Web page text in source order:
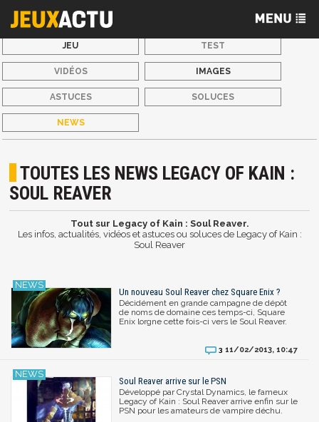
JEU TEST
VIDÉOS IMAGES
ASTUCES SOLUCES
NEWS
TOUTES LES NEWS LEGACY OF KAIN :
SOUL REAVER
Tout sur Legacy of Kain : Soul Reaver.
Les infos, actualités, vidéos et astuces ou soluces de Legacy of Kain :
Soul Reaver
Un nouveau Soul Reaver chez Square Enix ?
Décidément en grande campagne de dépôt
de noms de domaine ces temps-ci, Square
Enix lorgne cette fois-ci vers le Soul Reaver.
3 11/02/2013, 10:47
Soul Reaver arrive sur le PSN
Développé par Crystal Dynamics, le fameux
Legacy of Kain : Soul Reaver arrive enfin sur le
PSN pour les amateurs de vampire déchu.